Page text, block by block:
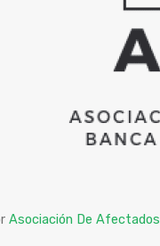
Asociación De Afectados